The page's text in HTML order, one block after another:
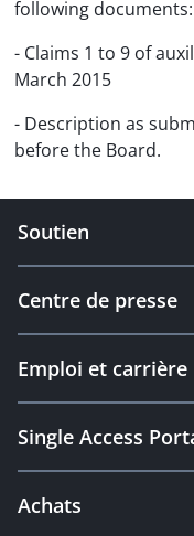
following documents:
- Claims 1 to 9 of
March 2015
- Description as
before the Board.
Soutien
Centre de presse
Emploi et carrière
Single Access
Achats